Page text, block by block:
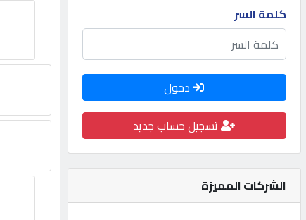
الاحصائيات
الأقسام
شركات
مميزة
إبحث
كلمة السر
دخول
تسجيل حساب جديد
الشركات المميزة